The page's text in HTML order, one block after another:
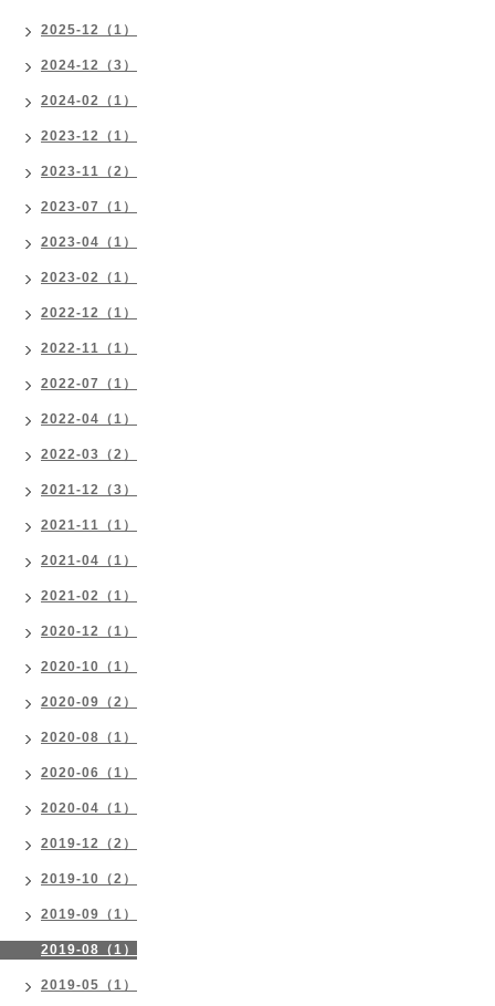
2025-12（1）
2024-12（3）
2024-02（1）
2023-12（1）
2023-11（2）
2023-07（1）
2023-04（1）
2023-02（1）
2022-12（1）
2022-11（1）
2022-07（1）
2022-04（1）
2022-03（2）
2021-12（3）
2021-11（1）
2021-04（1）
2021-02（1）
2020-12（1）
2020-10（1）
2020-09（2）
2020-08（1）
2020-06（1）
2020-04（1）
2019-12（2）
2019-10（2）
2019-09（1）
2019-08（1）
2019-05（1）